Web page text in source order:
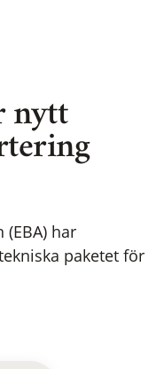
nytt
har
paketet för